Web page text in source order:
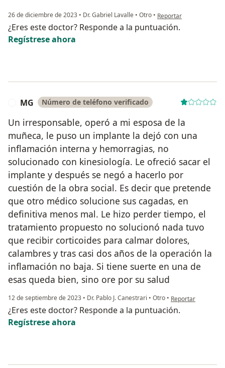
26 de diciembre de 2023 • Dr. Gabriel Lavalle • Otro • en opinión del usuario
Reportar
¿Eres este doctor? Responde a la puntuación.
Regístrese ahora
MG Número de teléfono verificado
Un irresponsable, operó a mi esposa de la
muñeca, le puso un implante la dejó con una
inflamación interna y hemorragias, no
solucionado con kinesiología. Le ofreció sacar el
implante y después se negó a hacerlo por
cuestión de la obra social. Es decir que pretende
que otro médico solucione sus cagadas, en
definitiva menos mal. Le hizo perder tiempo, el
tratamiento propuesto no solucionó nada tuvo
que recibir corticoides para calmar dolores,
calambres y tras casi dos años de la operación la
inflamación no baja. Si tiene suerte en una de
esas queda bien, sino ore por su salud
12 de septiembre de 2023 • Dr. Pablo J. Canestrari • Otro • en opinión del
Reportar
¿Eres este doctor? Responde a la puntuación.
Regístrese ahora